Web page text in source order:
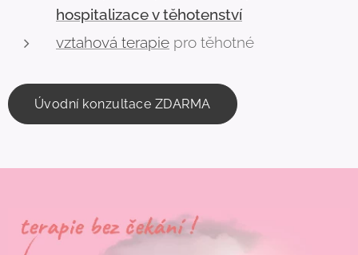
hospitalizace v těhotenství
vztahová terapie pro těhotné
Úvodní konzultace ZDARMA